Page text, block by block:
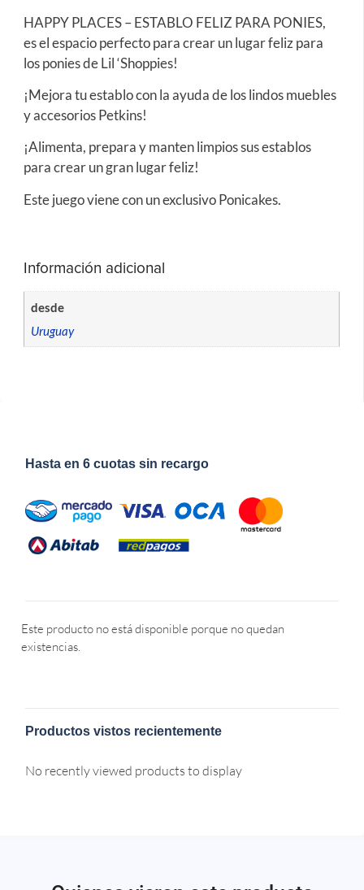
HAPPY PLACES – ESTABLO FELIZ PARA PONIES,
es el espacio perfecto para crear un lugar feliz para
los ponies de Lil ‘Shoppies!
¡Mejora tu establo con la ayuda de los lindos muebles
y accesorios Petkins!
¡Alimenta, prepara y manten limpios sus establos
para crear un gran lugar feliz!
Este juego viene con un exclusivo Ponicakes.
Información adicional
desde
Uruguay
Hasta en 6 cuotas sin recargo
Este producto no está disponible porque no quedan
existencias.
Productos vistos recientemente
No recently viewed products to display